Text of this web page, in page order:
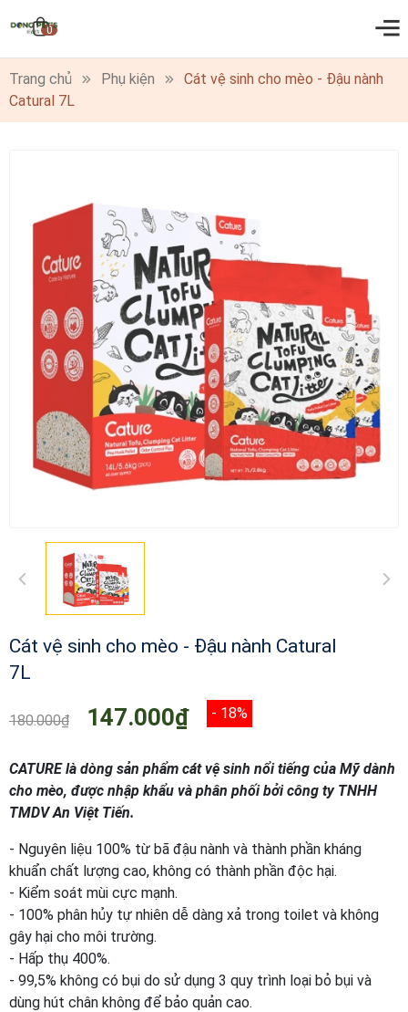
0
Trang chủ Phụ kiện
Cát vệ sinh cho mèo - Đậu nành
Catural 7L
Cát vệ sinh cho mèo - Đậu nành Catural
7L
180.000₫ 147.000₫ - 18%
CATURE là dòng sản phẩm cát vệ sinh nổi tiếng của Mỹ dành
cho mèo, được nhập khẩu và phân phối bởi công ty TNHH
TMDV An Việt Tiến.
- Nguyên liệu 100% từ bã đậu nành và thành phần kháng
khuẩn chất lượng cao, không có thành phần độc hại.
- Kiểm soát mùi cực mạnh.
- 100% phân hủy tự nhiên dễ dàng xả trong toilet và không
gây hại cho môi trường.
- Hấp thụ 400%.
- 99,5% không có bụi do sử dụng 3 quy trình loại bỏ bụi và
dùng hút chân không để bảo quản cao.